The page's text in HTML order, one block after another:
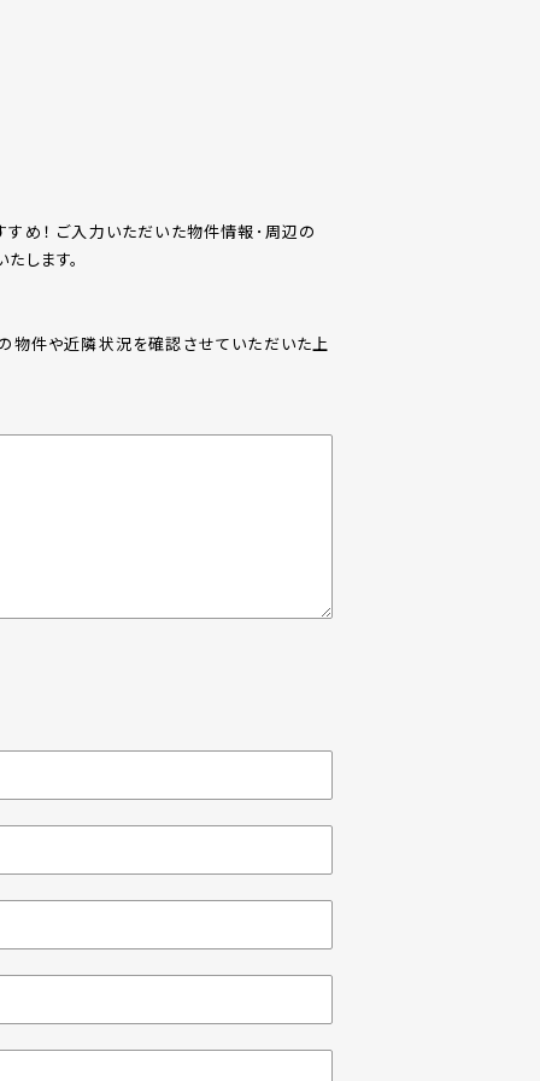
め！ ご入力いただいた物件情報･周辺の
します。
物件や近隣状況を確認させていただいた上